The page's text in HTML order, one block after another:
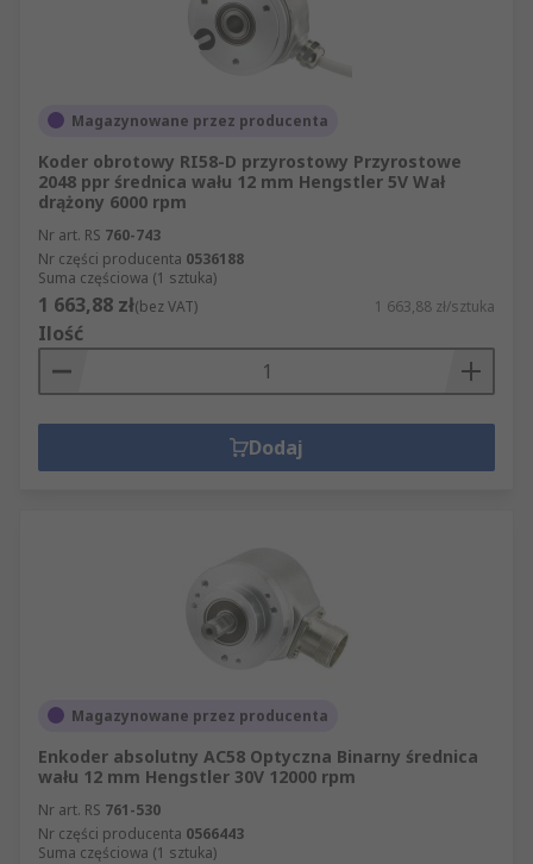
Magazynowane przez producenta
Koder obrotowy RI58-D przyrostowy Przyrostowe
2048 ppr średnica wału 12 mm Hengstler 5V Wał
drążony 6000 rpm
Nr art. RS 760-743
Nr części producenta 0536188
Suma częściowa (1 sztuka)
1 663,88 zł(bez VAT) 1 663,88 zł/sztuka
Ilość
Dodaj
Magazynowane przez producenta
Enkoder absolutny AC58 Optyczna Binarny średnica
wału 12 mm Hengstler 30V 12000 rpm
Nr art. RS 761-530
Nr części producenta 0566443
Suma częściowa (1 sztuka)